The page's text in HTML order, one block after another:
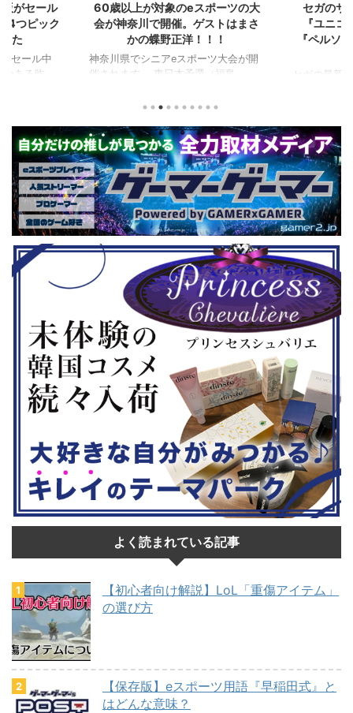
ーツの大
トはまさ
！
大会が開
福島
による対戦
、家族で楽
るようで
ロレスラ
年60歳に
ションに登
イント ・
3地区で予
25日と9月
前エ ...
セガのサマーセールが開催中！
『ユニコーンオーバーロード』
『ペルソナ』『龍が如く』など最
新作も対象に
セガの最新作、名作のDL版がセール
となる『ユニコーンオーバーロー
ファンからの評価が高く、その戦略性
や編成や育成要素、美麗なグラフィッ
クなどが話題になりました。 今年発
売されたばかりの新作も多数あるので
要チェックです！ 「セガ サマーセー
ル」に『ユニコーンオーバーロード』
登場！『龍が如く８』や『ペルソナ３
リロード』もセール中 株式会社セガ
は、PlayStation™Storeおよびニンテ
ンドーeショップにて販売中の一部Pla
...
8/4(日)ま
ターファ
イアル」
『ウルトラ
スになって
ァンからの
り切れが多
マンや怪獣
作品なので
この機会に
ース内容を
『ウルトラ
が「いっせ
ウンロード
入手できる
よく読まれている記事
【初心者向け解説】LoL「重傷アイテム」
の選び方
【保存版】eスポーツ用語『早稲田式』と
はどんな意味？